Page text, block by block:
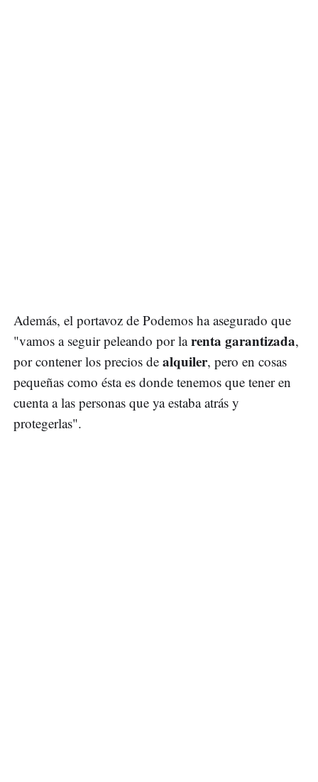
Además, el portavoz de Podemos ha asegurado que
"vamos a seguir peleando por larenta garantizada,
por contener los precios de alquiler, pero en cosas
pequeñas como ésta es donde tenemos que tener en
cuenta a las personas que ya estaba atrás y
protegerlas".